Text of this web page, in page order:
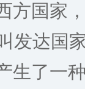
方国家
发达国
生了一